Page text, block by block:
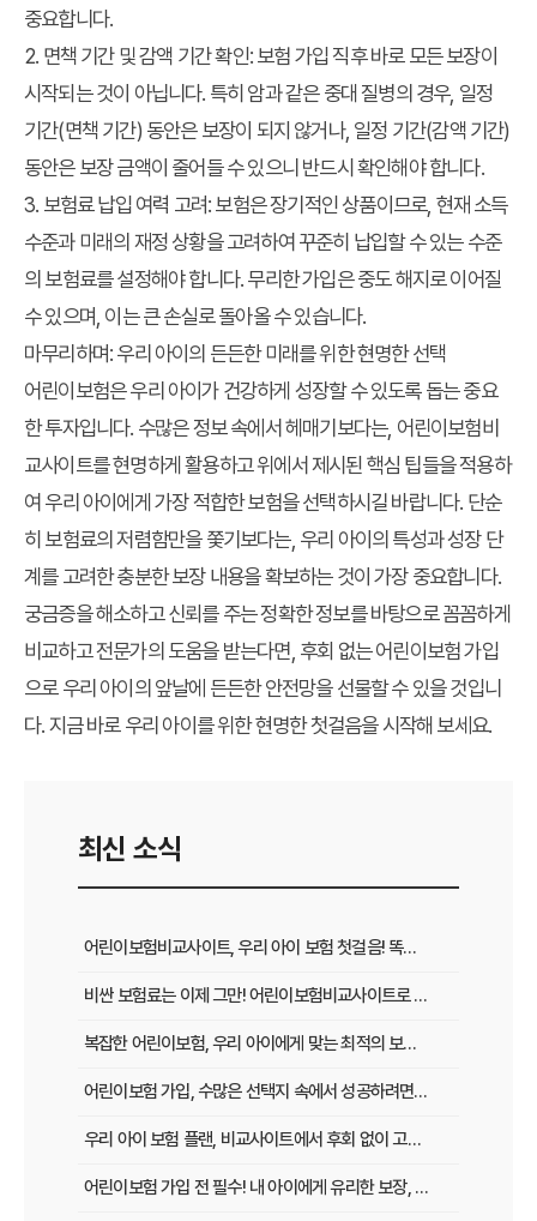
중요합니다.
2. 면책 기간 및 감액 기간 확인: 보험 가입 직후 바로 모든 보장이
시작되는 것이 아닙니다. 특히 암과 같은 중대 질병의 경우, 일정
기간(면책 기간) 동안은 보장이 되지 않거나, 일정 기간(감액 기간)
동안은 보장 금액이 줄어들 수 있으니 반드시 확인해야 합니다.
3. 보험료 납입 여력 고려: 보험은 장기적인 상품이므로, 현재 소득
수준과 미래의 재정 상황을 고려하여 꾸준히 납입할 수 있는 수준
의 보험료를 설정해야 합니다. 무리한 가입은 중도 해지로 이어질
수 있으며, 이는 큰 손실로 돌아올 수 있습니다.
마무리하며: 우리 아이의 든든한 미래를 위한 현명한 선택
어린이보험은 우리 아이가 건강하게 성장할 수 있도록 돕는 중요
한 투자입니다. 수많은 정보 속에서 헤매기보다는, 어린이보험비
교사이트를 현명하게 활용하고 위에서 제시된 핵심 팁들을 적용하
여 우리 아이에게 가장 적합한 보험을 선택하시길 바랍니다. 단순
히 보험료의 저렴함만을 쫓기보다는, 우리 아이의 특성과 성장 단
계를 고려한 충분한 보장 내용을 확보하는 것이 가장 중요합니다.
궁금증을 해소하고 신뢰를 주는 정확한 정보를 바탕으로 꼼꼼하게
비교하고 전문가의 도움을 받는다면, 후회 없는 어린이보험 가입
으로 우리 아이의 앞날에 든든한 안전망을 선물할 수 있을 것입니
다. 지금 바로 우리 아이를 위한 현명한 첫걸음을 시작해 보세요.
최신 소식
어린이보험비교사이트, 우리 아이 보험 첫걸음! 똑똑하게 시작하는 법
비싼 보험료는 이제 그만! 어린이보험비교사이트로 가성비 끝판왕 찾는 비법
복잡한 어린이보험, 우리 아이에게 맞는 최적의 보장은? 비교사이트 활용 가이드
어린이보험 가입, 수많은 선택지 속에서 성공하려면? 비교사이트의 힘
우리 아이 보험 플랜, 비교사이트에서 후회 없이 고르는 3가지 핵심 팁
어린이보험 가입 전 필수! 내 아이에게 유리한 보장, 비교로 찾아내는 법